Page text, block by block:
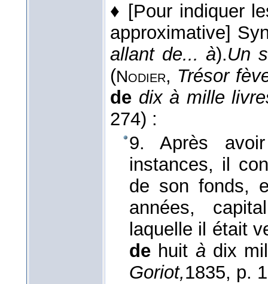
♦ [Pour indiquer
approximative]
allant de... à).Un
(Nodier, Trésor
de dix à mille
274) :
9. Après
instances, il
de son fonds,
années,
laquelle il était
de huit àdix
Goriot,1835, p.